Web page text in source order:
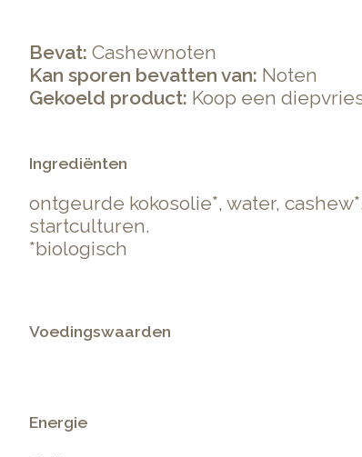
Bevat: Cashewnoten
Kan sporen bevatten van: Noten
Gekoeld product: Koop een
Ingrediënten
ontgeurde kokosolie*, water,
startculturen.
*biologisch
Voedingswaarden
Energie